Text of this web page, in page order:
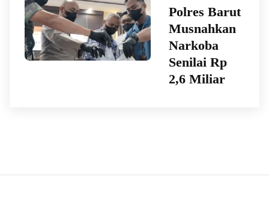
Polres Barut
Musnahkan
Narkoba
Senilai Rp
2,6 Miliar